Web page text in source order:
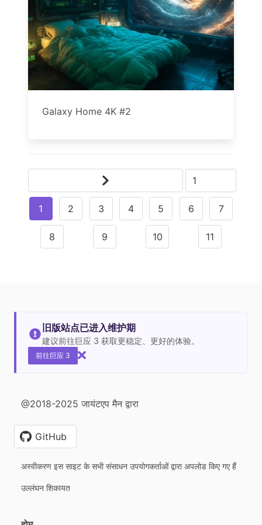
Galaxy Home 4K #2
1 2 3 4 5 6 7
8 9 10 11
旧版站点已进入维护期
建议前往巨应 3 获取更稳定、更好的体验。
前往巨应 3
@2018-2025 जायंटएप मैन द्वारा
GitHub
अस्वीकरण इस साइट के सभी संसाधन उपयोगकर्ताओं द्वारा अपलोड किए गए हैं
उल्लंघन शिकायत